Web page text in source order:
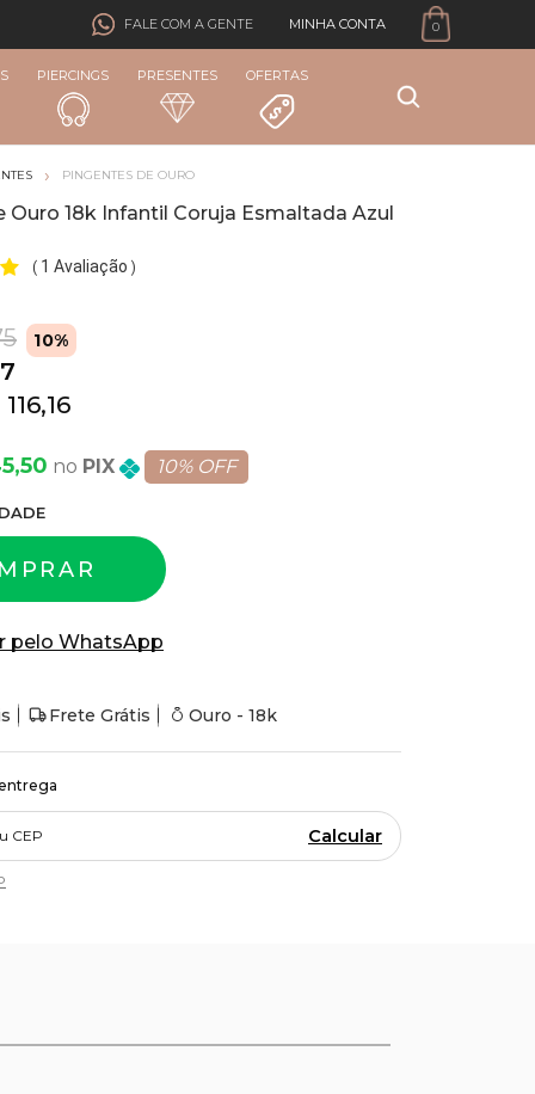
FALE COM A GENTE MINHA CONTA 0
PIERCINGS PRESENTES OFERTAS
PINGENTES DE OURO
Ouro 18k Infantil Coruja Esmaltada Azul
( 1 Avaliação )
10%
PIX 10% OFF
pelo WhatsApp
Frete Grátis Ouro - 18k
Calcular